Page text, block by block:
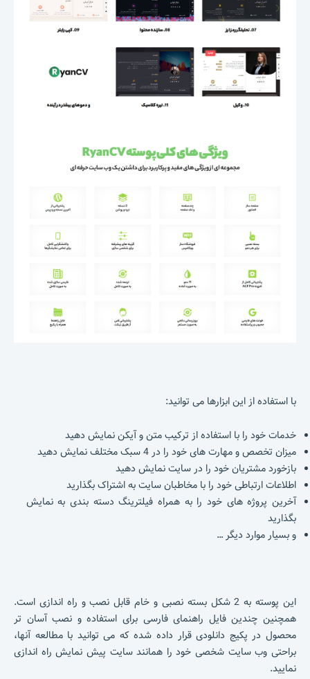
با استفاده از این ابزارها می توانید:
خدمات خود را با استفاده از ترکیب متن و آیکن نمایش دهید
میزان تخصص و مهارت های خود را در 4 سبک مختلف نمایش دهید
بازخورد مشتریان خود را در سایت نمایش دهید
اطلاعات ارتباطی خود را با مخاطبان سایت به اشتراک بگذارید
آخرین پروژه های خود را به همراه فیلترینگ دسته بندی به نمایش
بگذارید
و بسیار موارد دیگر …
این پوسته به 2 شکل بسته نصبی و خام قابل نصب و راه اندازی است.
همچنین چندین فایل راهنمای فارسی برای استفاده و نصب آسان تر
محصول در پکیج دانلودی قرار داده شده که می توانید با مطالعه آنها،
براحتی وب سایت شخصی خود را همانند سایت پیش نمایش راه اندازی
نمایید.